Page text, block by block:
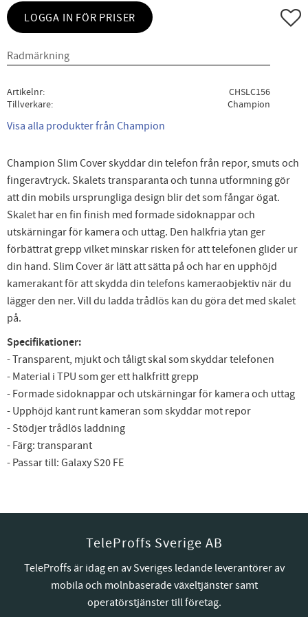
LOGGA IN FÖR PRISER Lägg
Artikelnr
CHSLC156
Tillverkare
Champion
Visa alla produkter från Champion
Champion Slim Cover skyddar din telefon från repor, smuts och
fingeravtryck. Skalets transparanta och tunna utformning gör
att din mobils ursprungliga design blir det som fångar ögat.
Skalet har en fin finish med formade sidoknappar och
utskärningar för kamera och uttag. Den halkfria ytan ger
förbättrat grepp vilket minskar risken för att telefonen glider ur
din hand. Slim Cover är lätt att sätta på och har en upphöjd
kamerakant för att skydda din telefons kameraobjektiv när du
lägger den ner. Vill du ladda trådlös kan du göra det med skalet
på.
Specifikationer:
- Transparent, mjukt och tåligt skal som skyddar telefonen
- Material i TPU som ger ett halkfritt grepp
- Formade sidoknappar och utskärningar för kamera och uttag
- Upphöjd kant runt kameran som skyddar mot repor
- Stödjer trådlös laddning
- Färg: transparant
- Passar till: Galaxy S20 FE
TeleProffs Sverige AB
TeleProffs är idag en av Sveriges ledande leverantörer av
mobila och molnbaserade växeltjänster samt
operatörstjänster till företag.